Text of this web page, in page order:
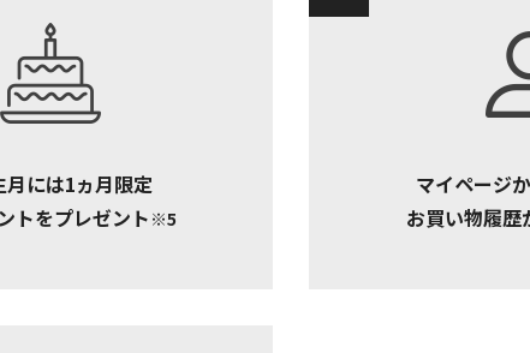
月には1ヵ月限定
トをプレゼント ※5
マイページ
お買い物履歴